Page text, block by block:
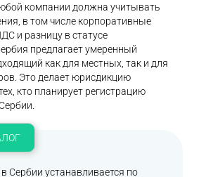
компании должна учитывать
в том числе корпоративные
и разницу в статусе
предлагает умеренный
как для местных, так и для
Это делает юрисдикцию
кто планирует регистрацию
Сербии устанавливается по